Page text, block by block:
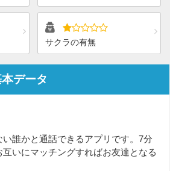
サクラの有無
データ
誰かと通話できるアプリです。7分
いにマッチングすればお友達となる